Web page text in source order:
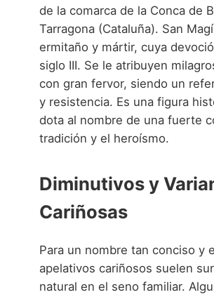
de la comarca de la Conca de
Tarragona (Cataluña). San
ermitaño y mártir, cuya
siglo III. Se le atribuyen
con gran fervor, siendo un
y resistencia. Es una figura
dota al nombre de una fuerte
tradición y el heroísmo.
Diminutivos y
Cariñosas
Para un nombre tan conciso y
apelativos cariñosos suelen
natural en el seno familiar.